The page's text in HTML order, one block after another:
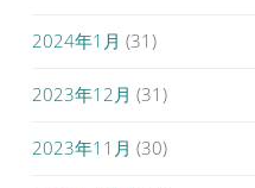
2024年1月 (31)
2023年12月 (31)
2023年11月 (30)